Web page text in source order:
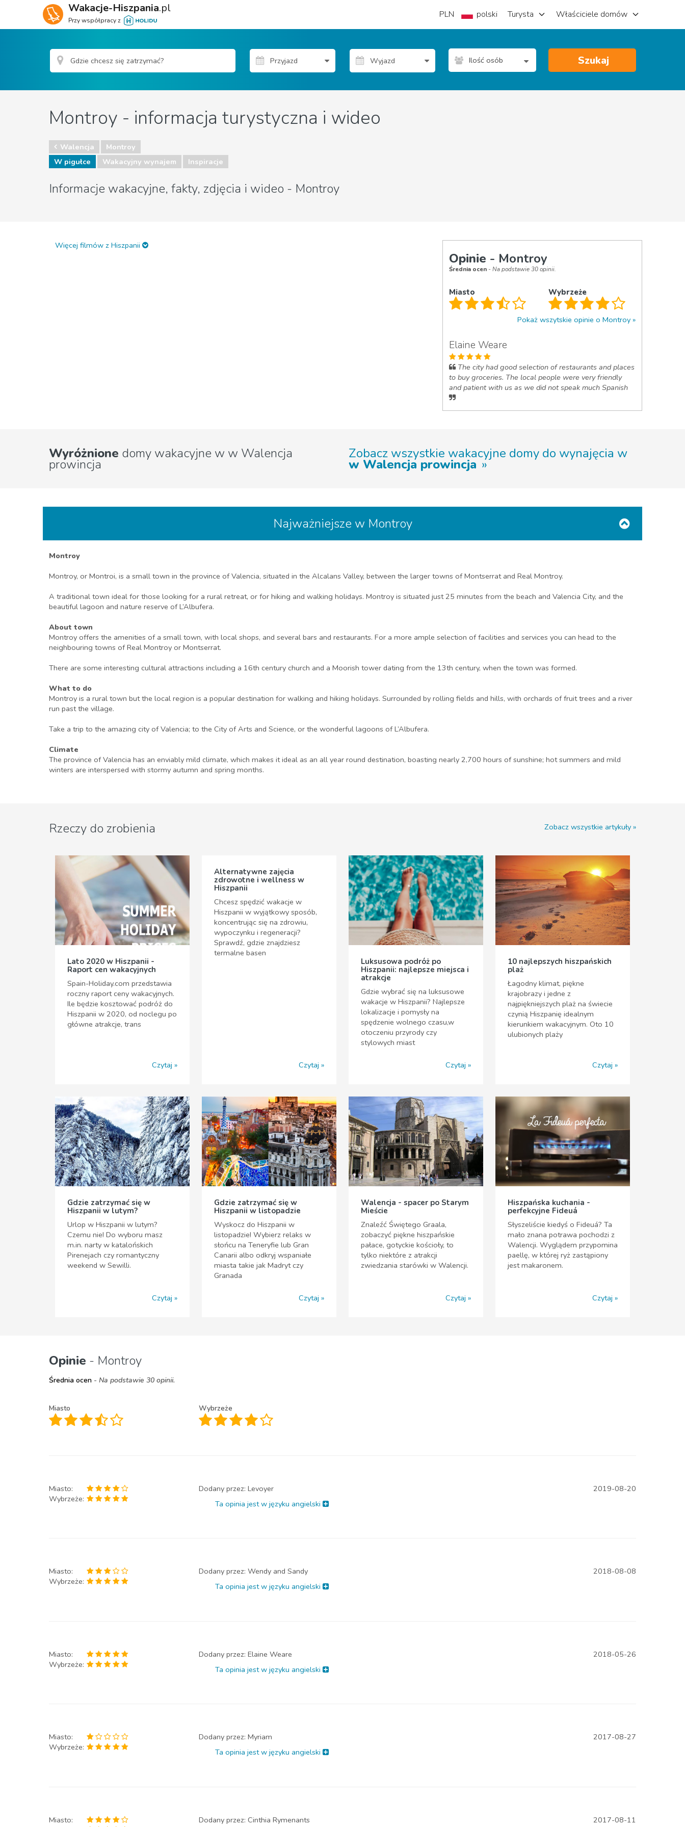
Wakacje-Hiszpania.pl
Przy współpracy z
PLN polski Turysta Właściciele domów
Ilość osób Szukaj
Montroy - informacja turystyczna i wideo
Walencja
Montroy
W pigułce
Wakacyjny wynajem Inspiracje
Informacje wakacyjne, fakty, zdjęcia i wideo - Montroy
Więcej filmów z Hiszpanii
Opinie - Montroy
Średnia ocen - Na podstawie 30 opinii.
Miasto Wybrzeże
Pokaż wszytskie opinie o Montroy
Elaine Weare
The city had good selection of restaurants and places
to buy groceries. The local people were very friendly
and patient with us as we did not speak much Spanish
Wyróżnione domy wakacyjne w w Walencja
prowincja
Zobacz wszystkie wakacyjne domy do wynajęcia w
w Walencja prowincja
Najważniejsze w Montroy
Montroy
Montroy, or Montroi, is a small town in the province of Valencia, situated in the Alcalans Valley, between the larger towns of Montserrat and Real Montroy.
A traditional town ideal for those looking for a rural retreat, or for hiking and walking holidays. Montroy is situated just 25 minutes from the beach and Valencia City, and the
beautiful lagoon and nature reserve of L’Albufera.
About town
Montroy offers the amenities of a small town, with local shops, and several bars and restaurants. For a more ample selection of facilities and services you can head to the
neighbouring towns of Real Montroy or Montserrat.
There are some interesting cultural attractions including a 16th century church and a Moorish tower dating from the 13th century, when the town was formed.
What to do
Montroy is a rural town but the local region is a popular destination for walking and hiking holidays. Surrounded by rolling fields and hills, with orchards of fruit trees and a river
run past the village.
Take a trip to the amazing city of Valencia; to the City of Arts and Science, or the wonderful lagoons of L’Albufera.
Climate
The province of Valencia has an enviably mild climate, which makes it ideal as an all year round destination, boasting nearly 2,700 hours of sunshine; hot summers and mild
winters are interspersed with stormy autumn and spring months.
Rzeczy do zrobienia Zobacz wszystkie artykuły
Lato 2020 w Hiszpanii -
Raport cen wakacyjnych
Spain-Holiday.com przedstawia
roczny raport ceny wakacyjnych.
Ile będzie kosztować podróż do
Hiszpanii w 2020, od noclegu po
główne atrakcje, trans
Alternatywne zajęcia
zdrowotne i wellness w
Hiszpanii
Chcesz spędzić wakacje w
Hiszpanii w wyjątkowy sposób,
koncentrując się na zdrowiu,
wypoczynku i regeneracji?
Sprawdź, gdzie znajdziesz
termalne basen
Luksusowa podróż po
Hiszpanii: najlepsze miejsca i
atrakcje
Gdzie wybrać się na luksusowe
wakacje w Hiszpanii? Najlepsze
lokalizacje i pomysły na
spędzenie wolnego czasu,w
otoczeniu przyrody czy
stylowych miast
10 najlepszych hiszpańskich
plaż
Łagodny klimat, piękne
krajobrazy i jedne z
najpiękniejszych plaż na świecie
czynią Hiszpanię idealnym
kierunkiem wakacyjnym. Oto 10
ulubionych plaży
Czytaj Czytaj Czytaj Czytaj
Gdzie zatrzymać się w
Hiszpanii w lutym?
Urlop w Hiszpanii w lutym?
Czemu nie! Do wyboru masz
m.in. narty w katalońskich
Pirenejach czy romantyczny
weekend w Sewilli.
Gdzie zatrzymać się w
Hiszpanii w listopadzie
Wyskocz do Hiszpanii w
listopadzie! Wybierz relaks w
słońcu na Teneryfie lub Gran
Canarii albo odkryj wspaniałe
miasta takie jak Madryt czy
Granada
Walencja - spacer po Starym
Mieście
Znaleźć Świętego Graala,
zobaczyć piękne hiszpańskie
pałace, gotyckie kościoły, to
tylko niektóre z atrakcji
zwiedzania starówki w Walencji.
Hiszpańska kuchania -
perfekcyjne Fideuá
Słyszeliście kiedyś o Fideuá? Ta
mało znana potrawa pochodzi z
Walencji. Wyglądem przypomina
paellę, w której ryż zastąpiony
jest makaronem.
Czytaj Czytaj Czytaj Czytaj
Opinie - Montroy
Średnia ocen - Na podstawie 30 opinii.
Miasto Wybrzeże
Miasto:
Wybrzeże:
Dodany przez: Levoyer
2019-08-20
Ta opinia jest w języku angielski
Miasto:
Wybrzeże:
Dodany przez: Wendy and Sandy
2018-08-08
Ta opinia jest w języku angielski
Miasto:
Wybrzeże:
Dodany przez: Elaine Weare
2018-05-26
Ta opinia jest w języku angielski
Miasto:
Wybrzeże:
Dodany przez: Myriam
2017-08-27
Ta opinia jest w języku angielski
Miasto:
Dodany przez: Cinthia Rymenants 2017-08-11